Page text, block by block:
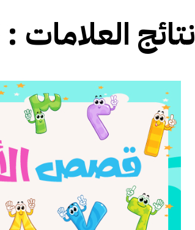
نتائج العلامات :